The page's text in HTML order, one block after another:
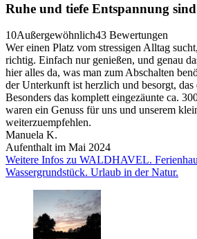
Ruhe und tiefe Entspannung
10Außergewöhnlich43 Bewertungen
Wer einen Platz vom stressigen Alltag
richtig. Einfach nur genießen, und genau
hier alles da, was man zum Abschalten
der Unterkunft ist herzlich und besorgt, das
Besonders das komplett eingezäunte ca.
waren ein Genuss für uns und unserem
weiterzuempfehlen.
Manuela K.
Aufenthalt im Mai 2024
Weitere Infos zu WALDHAVEL.
Wassergrundstück. Urlaub in der Natur.